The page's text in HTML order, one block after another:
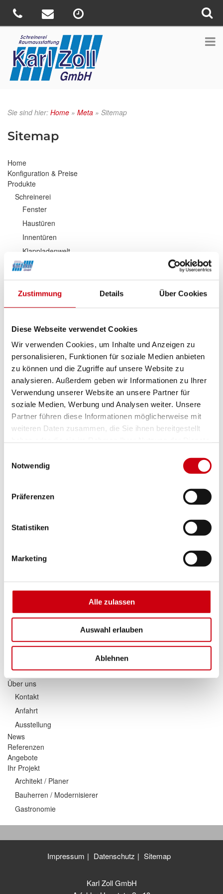
Zustimmung Details Über Cookies
Diese Webseite verwendet Cookies
Wir verwenden Cookies, um Inhalte und Anzeigen zu
personalisieren, Funktionen für soziale Medien anbieten
zu können und die Zugriffe auf unsere Website zu
analysieren. Außerdem geben wir Informationen zu Ihrer
Verwendung unserer Website an unsere Partner für
soziale Medien, Werbung und Analysen weiter. Unsere
Partner führen diese Informationen möglicherweise mit
weiteren Daten zusammen, die Sie ihnen bereitgestellt
Notwendig
Präferenzen
Statistiken
Marketing
Alle zulassen
Auswahl erlauben
Ablehnen
Sie sind hier: Home » Meta » Sitemap
Sitemap
Home
Konfiguration & Preise
Produkte
Schreinerei
Fenster
Haustüren
Innentüren
Klappladenwelt
Sicherheit
Böden
Treppen
Wintergärten
Schließanlagen
Reparaturen
Sonnenschutz Außen
Außenjalousien / Raffstoren
Rollladen
Fenster-Markisen
Sonnenschutz Terrasse
Terrassen-Markisen
Pergola-Markisen
Sonnenschirme
Jalousien
Verdunkelungen
Konventionelle Steuerungen
Insektenschutz
Absturzsicherung VisioNeo
Bestattungen
Über uns
Kontakt
Anfahrt
Ausstellung
News
Referenzen
Angebote
Ihr Projekt
Architekt / Planer
Bauherren / Modernisierer
Gastronomie
Impressum Datenschutz Sitemap
Karl Zoll GmbH